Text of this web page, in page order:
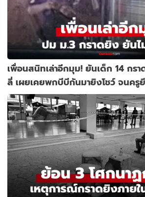
เพื่อนสนิทเล่าอีกมุม! ยันเด็ก 14 กร
ลี่ เผยเคยพกบีบีกันมายิงโชว์ จนครู